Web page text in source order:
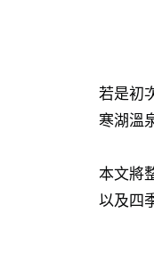
若是初
寒湖溫
本文將
以及四